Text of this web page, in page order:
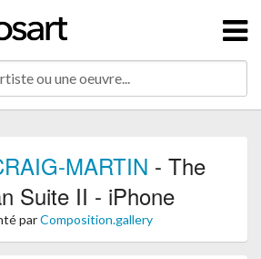
MARTIN - The
Suite II - iPhone
parComposition.gallery